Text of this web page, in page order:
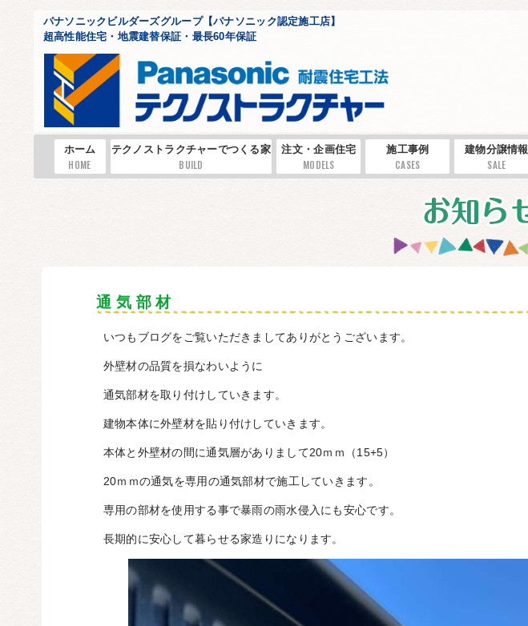
パナソニックビルダーズグループ【パナソニック認定施工店】
超高性能住宅・地震建替保証・最長60年保証
ホーム
HOME
テクノストラクチャーでつくる家
BUILD
注文・企画住宅
MODELS
施工事例
CASES
建物分譲情報
SALE
通 気 部 材
いつもブログをご覧いただきましてありがとうございます。
外壁材の品質を損なわいように
通気部材を取り付けしていきます。
建物本体に外壁材を貼り付けしていきます。
本体と外壁材の間に通気層がありまして20ｍｍ（15+5）
20ｍｍの通気を専用の通気部材で施工していきます。
専用の部材を使用する事で暴雨の雨水侵入にも安心です。
長期的に安心して暮らせる家造りになります。